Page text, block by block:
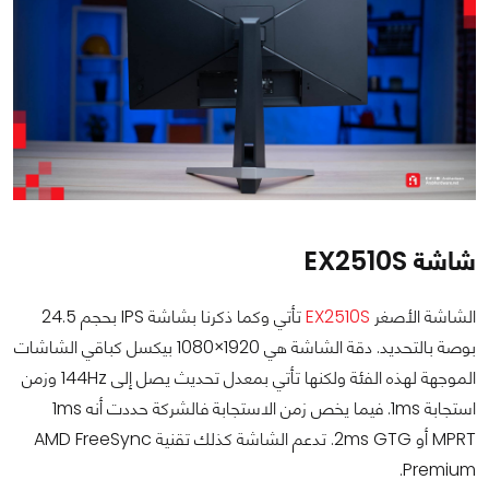
شاشة EX2510S
الشاشة الأصغر
تأتي وكما ذكرنا بشاشة IPS بحجم 24.5
بوصة بالتحديد. دقة الشاشة هي 1920×1080 بيكسل كباقي الشاشات
الموجهة لهذه الفئة ولكنها تأتي بمعدل تحديث يصل إلى 144Hz وزمن
استجابة 1ms. فيما يخص زمن الاستجابة فالشركة حددت أنه 1ms
MPRT أو 2ms GTG. تدعم الشاشة كذلك تقنية AMD FreeSync
Premium.